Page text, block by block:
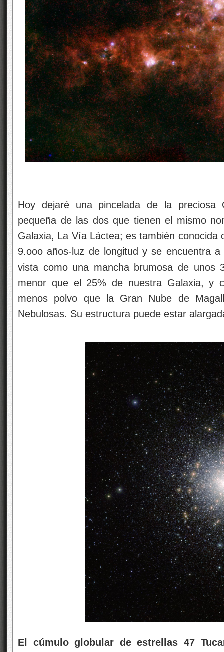
Hoy dejaré una pincelada de la
pequeña de las dos que tienen el mismo
Galaxia, La Vía Láctea; es también conocida
9.ooo años-luz de longitud y se encuentra
vista como una mancha brumosa de unos
menor que el 25% de nuestra Galaxia, y
menos polvo que la Gran Nube de
Nebulosas. Su estructura puede estar
El cúmulo globular de estrellas 47